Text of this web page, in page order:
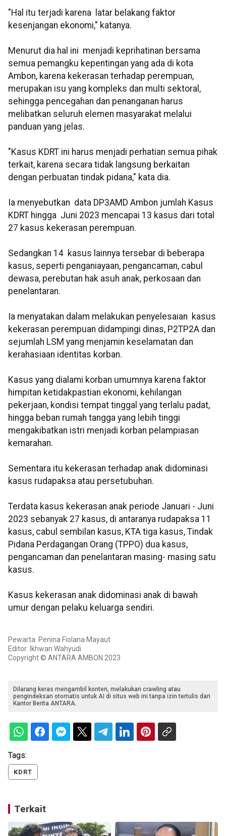
"Hal itu terjadi karena latar belakang faktor
kesenjangan ekonomi," katanya.
Menurut dia hal ini menjadi keprihatinan bersama
semua pemangku kepentingan yang ada di kota
Ambon, karena kekerasan terhadap perempuan,
merupakan isu yang kompleks dan multi sektoral,
sehingga pencegahan dan penanganan harus
melibatkan seluruh elemen masyarakat melalui
panduan yang jelas.
"Kasus KDRT ini harus menjadi perhatian semua pihak
terkait, karena secara tidak langsung berkaitan
dengan perbuatan tindak pidana," kata dia.
Ia menyebutkan data DP3AMD Ambon jumlah Kasus
KDRT hingga Juni 2023 mencapai 13 kasus dari total
27 kasus kekerasan perempuan.
Sedangkan 14 kasus lainnya tersebar di beberapa
kasus, seperti penganiayaan, pengancaman, cabul
dewasa, perebutan hak asuh anak, perkosaan dan
penelantaran.
Ia menyatakan dalam melakukan penyelesaian kasus
kekerasan perempuan didampingi dinas, P2TP2A dan
sejumlah LSM yang menjamin keselamatan dan
kerahasiaan identitas korban.
Kasus yang dialami korban umumnya karena faktor
himpitan ketidakpastian ekonomi, kehilangan
pekerjaan, kondisi tempat tinggal yang terlalu padat,
hingga beban rumah tangga yang lebih tinggi
mengakibatkan istri menjadi korban pelampiasan
kemarahan.
Sementara itu kekerasan terhadap anak didominasi
kasus rudapaksa atau persetubuhan.
Terdata kasus kekerasan anak periode Januari - Juni
2023 sebanyak 27 kasus, di antaranya rudapaksa 11
kasus, cabul sembilan kasus, KTA tiga kasus, Tindak
Pidana Perdagangan Orang (TPPO) dua kasus,
pengancaman dan penelantaran masing- masing satu
kasus.
Kasus kekerasan anak didominasi anak di bawah
umur dengan pelaku keluarga sendiri.
Pewarta: Penina Fiolana Mayaut
Editor: Ikhwan Wahyudi
Copyright © ANTARA AMBON 2023
Dilarang keras mengambil konten, melakukan crawling atau
pengindeksan otomatis untuk AI di situs web ini tanpa izin tertulis dari
Kantor Berita ANTARA.
Tags:
KDRT
Terkait